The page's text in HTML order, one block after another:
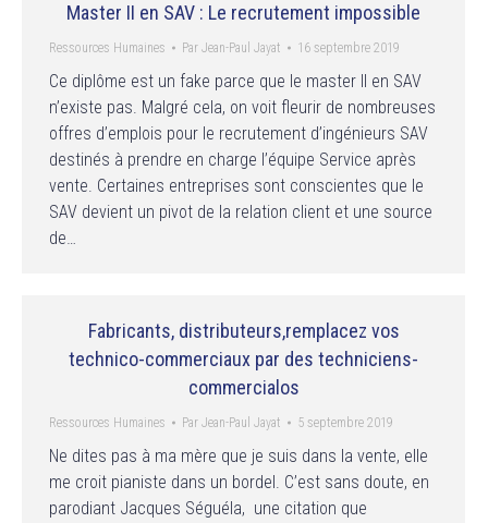
Master II en SAV : Le recrutement impossible
Ressources Humaines Par Jean-Paul Jayat 16 septembre 2019
Ce diplôme est un fake parce que le master II en SAV
n’existe pas. Malgré cela, on voit fleurir de nombreuses
offres d’emplois pour le recrutement d’ingénieurs SAV
destinés à prendre en charge l’équipe Service après
vente. Certaines entreprises sont conscientes que le
SAV devient un pivot de la relation client et une source
de…
Fabricants, distributeurs,remplacez vos
technico-commerciaux par des techniciens-
commercialos
Ressources Humaines Par Jean-Paul Jayat 5 septembre 2019
Ne dites pas à ma mère que je suis dans la vente, elle
me croit pianiste dans un bordel. C’est sans doute, en
parodiant Jacques Séguéla, une citation que